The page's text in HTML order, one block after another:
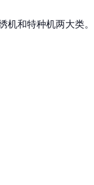
和特种机两大类。